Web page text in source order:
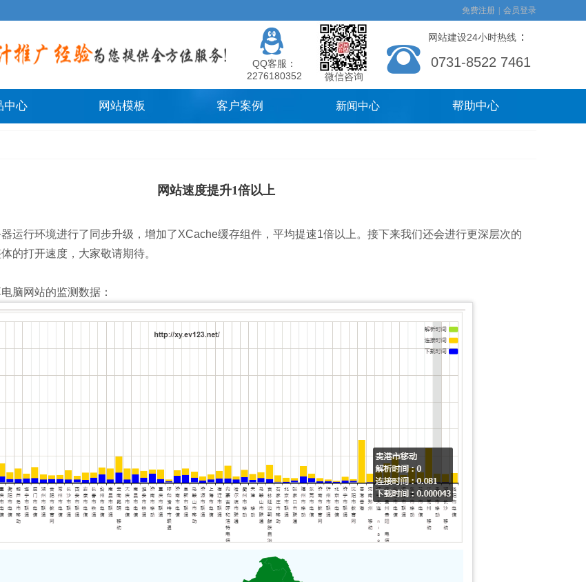
网站建设24小时热线 ：
0731-8522 7461
微信咨询
QQ客服：
2276180352
免费注册 会员登录
中心 网站模板 客户案例 新闻中心 帮助中心
网站速度提升1倍以上
器运行环境进行了同步升级，增加了XCache缓存组件，平均提速1倍以上。接下来我们还会进行更深层次的
的打开速度，大家敬请期待。
脑网站的监测数据：